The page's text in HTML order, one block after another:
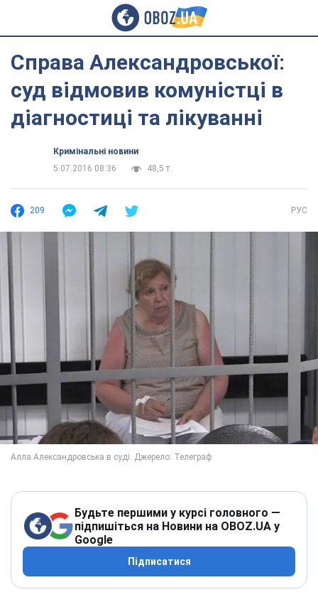
Справа Александровської:
суд відмовив комуністці в
діагностиці та лікуванні
Кримінальні новини
5.07.2016 08:36
48,5 т.
209 РУС
Будьте першими у курсі головного —
підпишіться на Новини на OBOZ.UA у
Google
Підписатися